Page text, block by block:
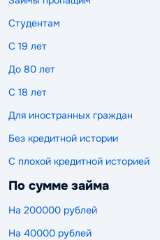
Студентам
С 19 лет
До 80 лет
С 18 лет
Для иностранных граждан
Без кредитной истории
С плохой кредитной историей
По сумме займа
На 200000 рублей
На 40000 рублей